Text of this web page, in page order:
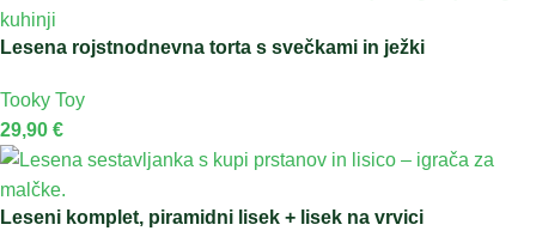
Lesena rojstnodnevna torta s svečkami in ježki
Tooky Toy
29,90 €
Leseni komplet, piramidni lisek + lisek na vrvici